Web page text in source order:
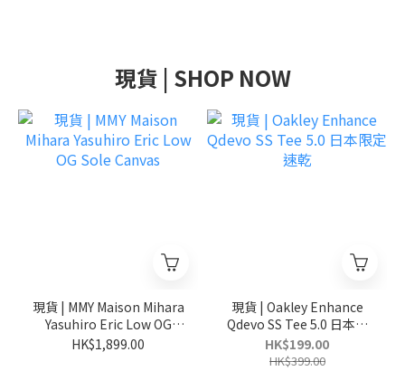
現貨 | SHOP NOW
現貨 | MMY Maison Mihara
Yasuhiro Eric Low OG
Sole Canvas
HK$1,899.00
現貨 | Oakley Enhance
Qdevo SS Tee 5.0 日本限
定 速乾
HK$199.00
HK$399.00